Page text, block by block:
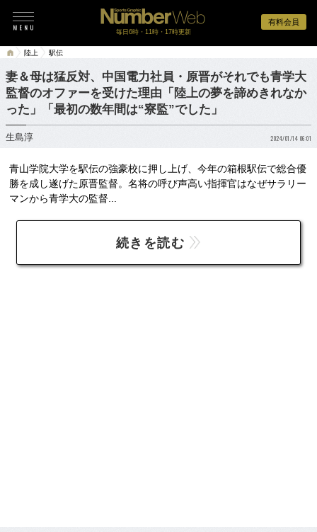
有料会員
毎日6時・11時・17時更新
陸上 駅伝
妻＆母は猛反対、中国電力社員・原晋がそれでも青学大
監督のオファーを受けた理由「陸上の夢を諦めきれなか
った」「最初の数年間は“寮監”でした」
生島淳 2024/01/14 06:01
青山学院大学を駅伝の強豪校に押し上げ、今年の箱根駅伝で総合優
勝を成し遂げた原晋監督。名将の呼び声高い指揮官はなぜサラリー
マンから青学大の監督...
続きを読む